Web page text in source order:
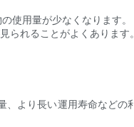
使用量が少なくなります
れることがよくありま
より長い運用寿命など